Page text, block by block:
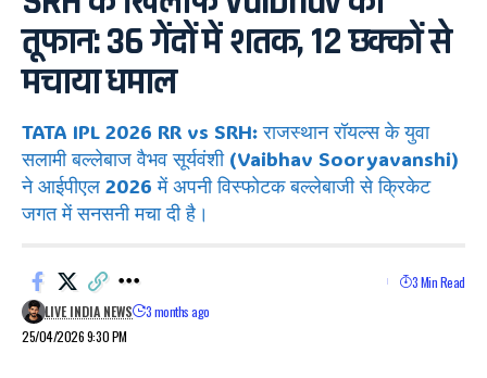
तूफान: 36 गेंदों में शतक, 12 छक्कों से
मचाया धमाल
TATA IPL 2026 RR vs SRH: राजस्थान रॉयल्स के युवा
सलामी बल्लेबाज वैभव सूर्यवंशी (Vaibhav Sooryavanshi)
ने आईपीएल 2026 में अपनी विस्फोटक बल्लेबाजी से क्रिकेट
जगत में सनसनी मचा दी है।
25/04/2026 9:30 PM
LIVE INDIA NEWS 3 months ago
3 Min Read